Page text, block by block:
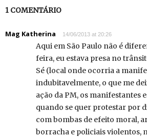
1 COMENTÁRIO
Mag Katherina 14/06/2013 at 20:26
Aqui em São Paulo não é
feira, eu estava presa no
Sé (local onde ocorria a
indubitavelmente, o que me
ação da PM, os manifestantes
quando se quer protestar por
com bombas de efeito moral,
borracha e policiais violentos,